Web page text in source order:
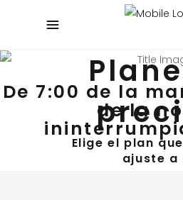
Elige el plan
ajuste a
De 7:00 de la
de la